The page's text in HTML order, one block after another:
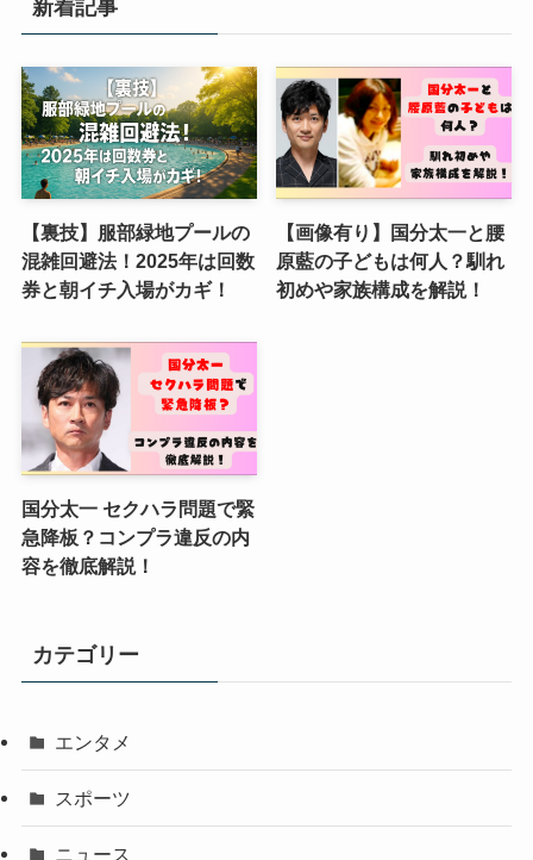
新着記事
【裏技】服部緑地プールの
混雑回避法！2025年は回数
券と朝イチ入場がカギ！
【画像有り】国分太一と腰
原藍の子どもは何人？馴れ
初めや家族構成を解説！
国分太一 セクハラ問題で緊
急降板？コンプラ違反の内
容を徹底解説！
カテゴリー
エンタメ
スポーツ
ニュース